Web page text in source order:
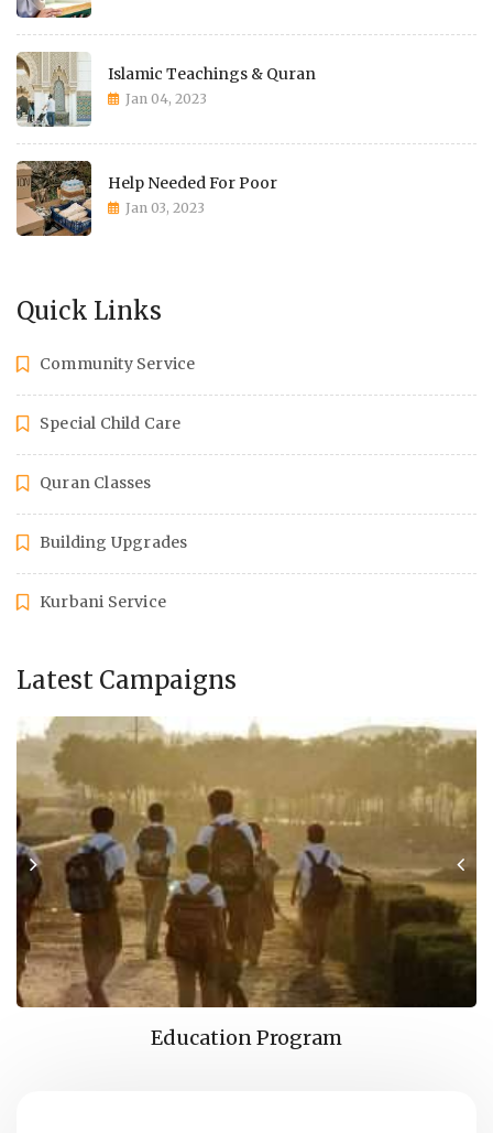
Islamic Teachings & Quran
Jan 04, 2023
Help Needed For Poor
Jan 03, 2023
Quick Links
Community Service
Special Child Care
Quran Classes
Building Upgrades
Kurbani Service
Latest Campaigns
Education Program